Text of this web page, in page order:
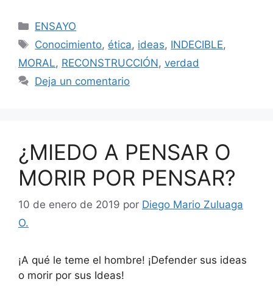
Categorías
ENSAYO
Etiquetas
Conocimiento, ética, ideas, INDECIBLE,
MORAL, RECONSTRUCCIÓN, verdad
Deja un comentario
¿MIEDO A PENSAR O
MORIR POR PENSAR?
10 de enero de 2019 por Diego Mario Zuluaga
O.
¡A qué le teme el hombre! ¡Defender sus ideas
o morir por sus Ideas!